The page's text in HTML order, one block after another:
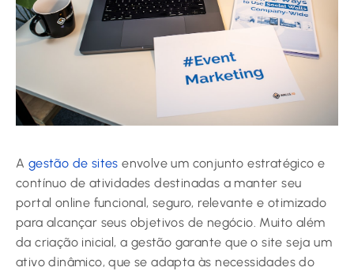
A gestão de sites envolve um conjunto estratégico e
contínuo de atividades destinadas a manter seu
portal online funcional, seguro, relevante e otimizado
para alcançar seus objetivos de negócio. Muito além
da criação inicial, a gestão garante que o site seja um
ativo dinâmico, que se adapta às necessidades do